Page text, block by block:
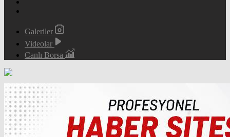
Galeriler
Videolar
Canlı Borsa